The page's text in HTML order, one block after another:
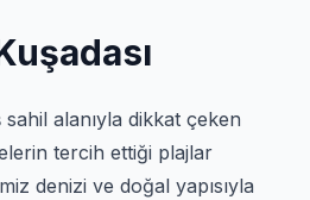
alanıyla dikkat çeken
tercih ettiği plajlar
denizi ve doğal yapısıyla